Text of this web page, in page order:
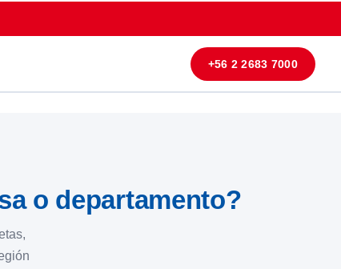
+56 2 2683 7000
o departamento?